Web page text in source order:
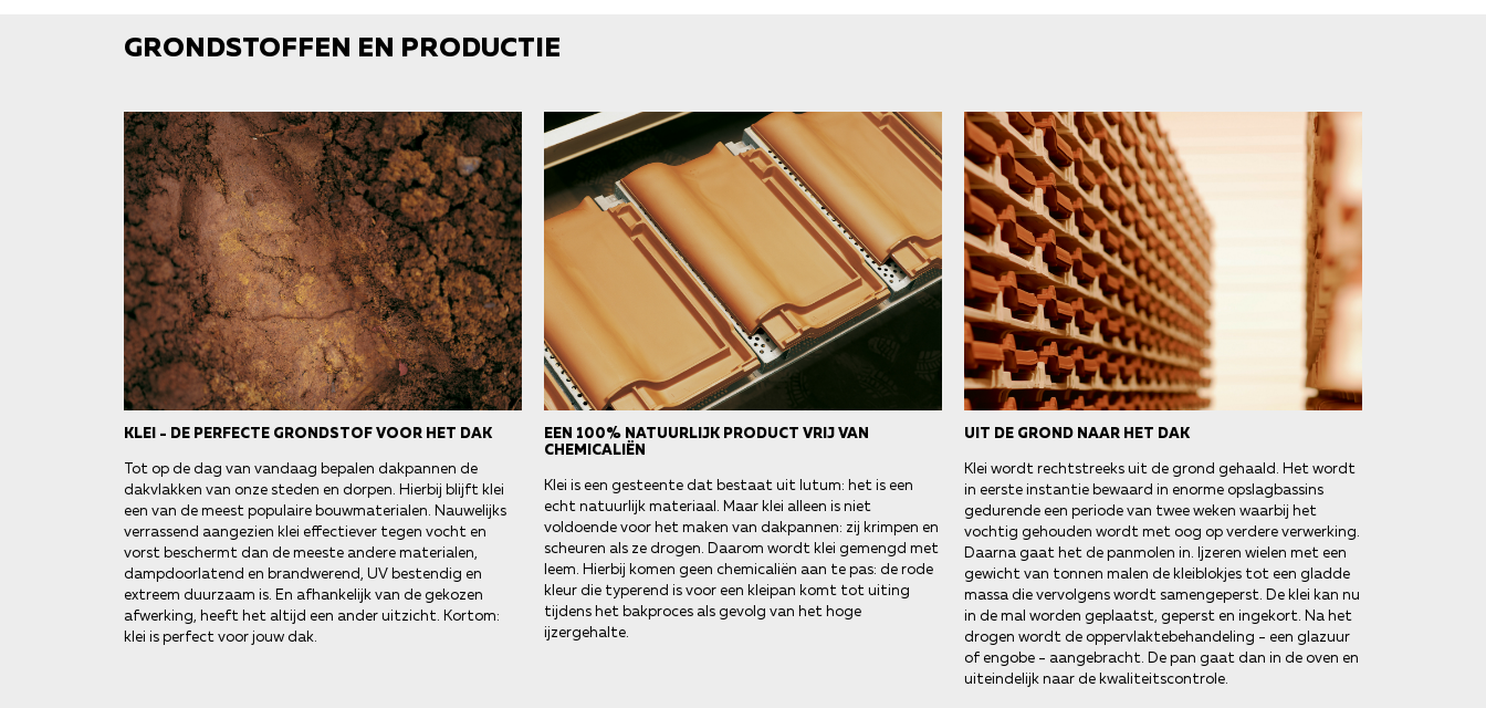
GRONDSTOFFEN EN PRODUCTIE
KLEI - DE PERFECTE GRONDSTOF VOOR HET DAK
Tot op de dag van vandaag bepalen dakpannen de
dakvlakken van onze steden en dorpen. Hierbij blijft klei
een van de meest populaire bouwmaterialen. Nauwelijks
verrassend aangezien klei effectiever tegen vocht en
vorst beschermt dan de meeste andere materialen,
dampdoorlatend en brandwerend, UV bestendig en
extreem duurzaam is. En afhankelijk van de gekozen
afwerking, heeft het altijd een ander uitzicht. Kortom:
klei is perfect voor jouw dak.
EEN 100% NATUURLIJK PRODUCT VRIJ VAN
CHEMICALIËN
Klei is een gesteente dat bestaat uit lutum: het is een
echt natuurlijk materiaal. Maar klei alleen is niet
voldoende voor het maken van dakpannen: zij krimpen en
scheuren als ze drogen. Daarom wordt klei gemengd met
leem. Hierbij komen geen chemicaliën aan te pas: de rode
kleur die typerend is voor een kleipan komt tot uiting
tijdens het bakproces als gevolg van het hoge
ijzergehalte.
UIT DE GROND NAAR HET DAK
Klei wordt rechtstreeks uit de grond gehaald. Het wordt
in eerste instantie bewaard in enorme opslagbassins
gedurende een periode van twee weken waarbij het
vochtig gehouden wordt met oog op verdere verwerking.
Daarna gaat het de panmolen in. Ijzeren wielen met een
gewicht van tonnen malen de kleiblokjes tot een gladde
massa die vervolgens wordt samengeperst. De klei kan nu
in de mal worden geplaatst, geperst en ingekort. Na het
drogen wordt de oppervlaktebehandeling - een glazuur
of engobe - aangebracht. De pan gaat dan in de oven en
uiteindelijk naar de kwaliteitscontrole.